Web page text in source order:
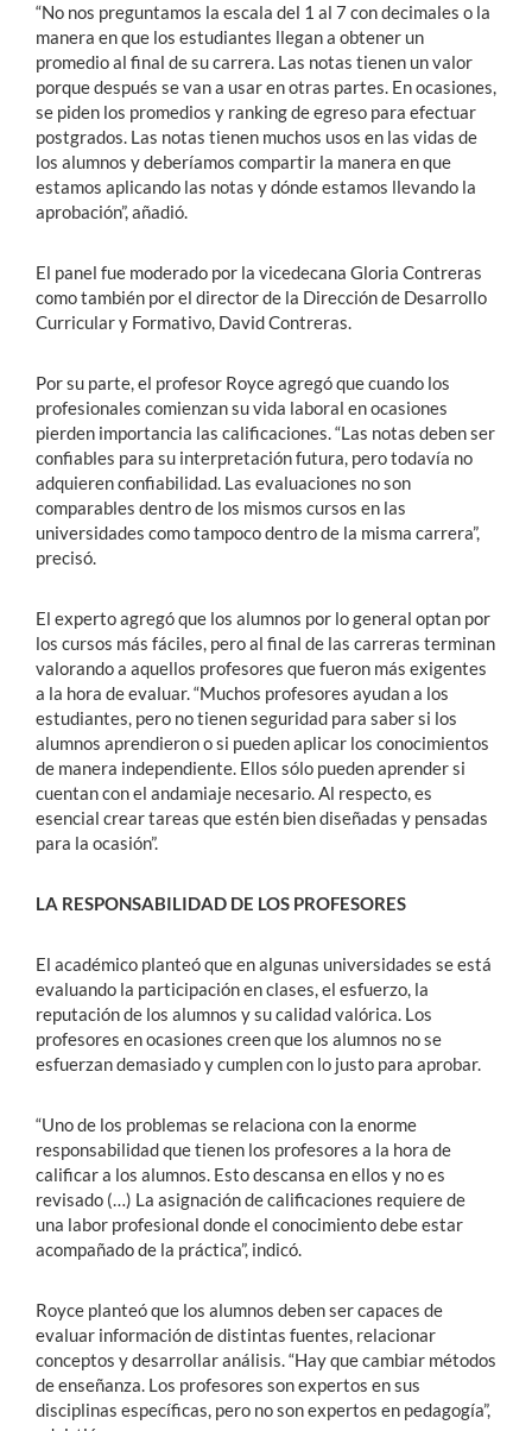
“No nos preguntamos la escala del 1 al 7 con decimales o la
manera en que los estudiantes llegan a obtener un
promedio al final de su carrera. Las notas tienen un valor
porque después se van a usar en otras partes. En ocasiones,
se piden los promedios y ranking de egreso para efectuar
postgrados. Las notas tienen muchos usos en las vidas de
los alumnos y deberíamos compartir la manera en que
estamos aplicando las notas y dónde estamos llevando la
aprobación”, añadió.
El panel fue moderado por la vicedecana Gloria Contreras
como también por el director de la Dirección de Desarrollo
Curricular y Formativo, David Contreras.
Por su parte, el profesor Royce agregó que cuando los
profesionales comienzan su vida laboral en ocasiones
pierden importancia las calificaciones. “Las notas deben ser
confiables para su interpretación futura, pero todavía no
adquieren confiabilidad. Las evaluaciones no son
comparables dentro de los mismos cursos en las
universidades como tampoco dentro de la misma carrera”,
precisó.
El experto agregó que los alumnos por lo general optan por
los cursos más fáciles, pero al final de las carreras terminan
valorando a aquellos profesores que fueron más exigentes
a la hora de evaluar. “Muchos profesores ayudan a los
estudiantes, pero no tienen seguridad para saber si los
alumnos aprendieron o si pueden aplicar los conocimientos
de manera independiente. Ellos sólo pueden aprender si
cuentan con el andamiaje necesario. Al respecto, es
esencial crear tareas que estén bien diseñadas y pensadas
para la ocasión”.
LA RESPONSABILIDAD DE LOS PROFESORES
El académico planteó que en algunas universidades se está
evaluando la participación en clases, el esfuerzo, la
reputación de los alumnos y su calidad valórica. Los
profesores en ocasiones creen que los alumnos no se
esfuerzan demasiado y cumplen con lo justo para aprobar.
“Uno de los problemas se relaciona con la enorme
responsabilidad que tienen los profesores a la hora de
calificar a los alumnos. Esto descansa en ellos y no es
revisado (…) La asignación de calificaciones requiere de
una labor profesional donde el conocimiento debe estar
acompañado de la práctica”, indicó.
Royce planteó que los alumnos deben ser capaces de
evaluar información de distintas fuentes, relacionar
conceptos y desarrollar análisis. “Hay que cambiar métodos
de enseñanza. Los profesores son expertos en sus
disciplinas específicas, pero no son expertos en pedagogía”,